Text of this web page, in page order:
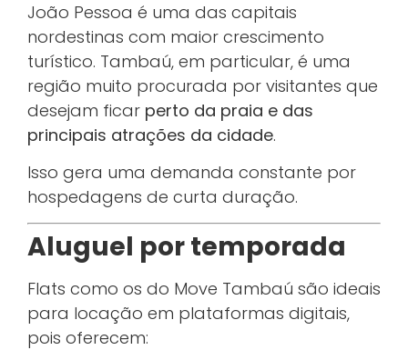
João Pessoa é uma das capitais
nordestinas com maior crescimento
turístico. Tambaú, em particular, é uma
região muito procurada por visitantes que
desejam ficar perto da praia e das
principais atrações da cidade.
Isso gera uma demanda constante por
hospedagens de curta duração.
Aluguel por temporada
Flats como os do Move Tambaú são ideais
para locação em plataformas digitais,
pois oferecem: